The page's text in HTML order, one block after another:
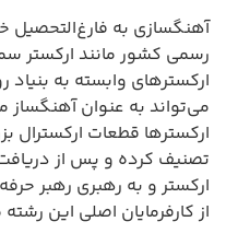
آهنگسازی به فارغ‌التحصیل
رسمی کشور مانند ارکستر
ارکسترهای وابسته به
می‌تواند به عنوان آهنگساز
ارکسترها قطعات ارکسترال
تصنیف کرده و پس از
ارکستر و به رهبری رهبر
از کارفرمایان اصلی این